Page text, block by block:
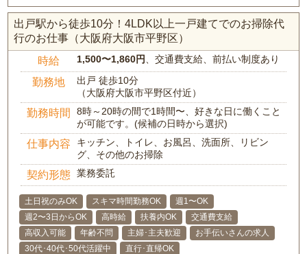
出戸駅から徒歩10分！4LDK以上一戸建てでのお掃除代
行のお仕事（大阪府大阪市平野区）
時給 1,500〜1,860円 、交通費支給、前払い制度あり
勤務地
出戸 徒歩10分
（大阪府大阪市平野区付近）
勤務時間
8時～20時の間で1時間〜、好きな日に働くこと
が可能です。(候補の日時から選択)
仕事内容
キッチン、トイレ、お風呂、洗面所、リビン
グ、その他のお掃除
契約形態 業務委託
土日祝のみOK スキマ時間勤務OK
週1〜OK
週2〜3日からOK
高時給 扶養内OK
交通費支給
高収入可能
年齢不問 主婦･主夫歓迎
お手伝いさんの求人
30代･40代･50代活躍中
直行･直帰OK